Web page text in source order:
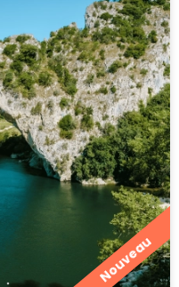
Nouveau